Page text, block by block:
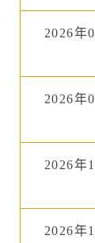
2026年
2026年
2026年
2026年